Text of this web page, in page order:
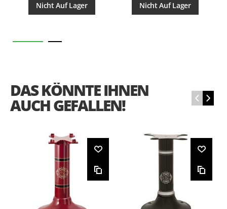
Nicht Auf Lager Nicht Auf Lager
DAS KÖNNTE IHNEN
AUCH GEFALLEN! ‹ ›